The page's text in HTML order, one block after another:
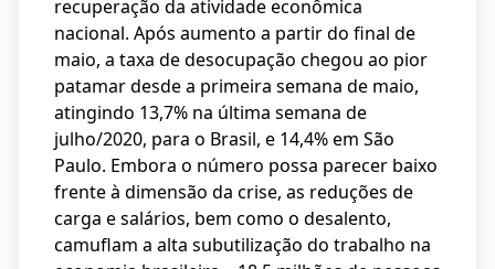
recuperação da atividade econômica
nacional. Após aumento a partir do final de
maio, a taxa de desocupação chegou ao pior
patamar desde a primeira semana de maio,
atingindo 13,7% na última semana de
julho/2020, para o Brasil, e 14,4% em São
Paulo. Embora o número possa parecer baixo
frente à dimensão da crise, as reduções de
carga e salários, bem como o desalento,
camuflam a alta subutilização do trabalho na